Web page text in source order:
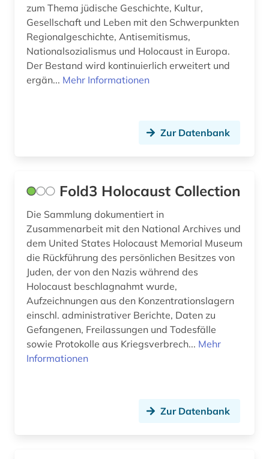
zum Thema jüdische Geschichte, Kultur,
Gesellschaft und Leben mit den Schwerpunkten
Regionalgeschichte, Antisemitismus,
Nationalsozialismus und Holocaust in Europa.
Der Bestand wird kontinuierlich erweitert und
ergän... Mehr Informationen
Zur Datenbank
Fold3 Holocaust Collection
Die Sammlung dokumentiert in
Zusammenarbeit mit den National Archives und
dem United States Holocaust Memorial Museum
die Rückführung des persönlichen Besitzes von
Juden, der von den Nazis während des
Holocaust beschlagnahmt wurde,
Aufzeichnungen aus den Konzentrationslagern
einschl. administrativer Berichte, Daten zu
Gefangenen, Freilassungen und Todesfälle
sowie Protokolle aus Kriegsverbrech... Mehr
Informationen
Zur Datenbank